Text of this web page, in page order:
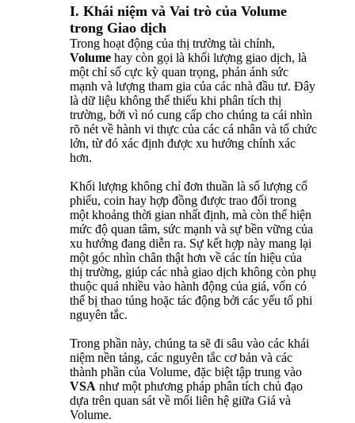
I. Khái niệm và Vai trò của Volume
trong Giao dịch
Trong hoạt động của thị trường tài chính,
Volume hay còn gọi là khối lượng giao dịch, là
một chỉ số cực kỳ quan trọng, phản ánh sức
mạnh và lượng tham gia của các nhà đầu tư. Đây
là dữ liệu không thể thiếu khi phân tích thị
trường, bởi vì nó cung cấp cho chúng ta cái nhìn
rõ nét về hành vi thực của các cá nhân và tổ chức
lớn, từ đó xác định được xu hướng chính xác
hơn.
Khối lượng không chỉ đơn thuần là số lượng cổ
phiếu, coin hay hợp đồng được trao đổi trong
một khoảng thời gian nhất định, mà còn thể hiện
mức độ quan tâm, sức mạnh và sự bền vững của
xu hướng đang diễn ra. Sự kết hợp này mang lại
một góc nhìn chân thật hơn về các tín hiệu của
thị trường, giúp các nhà giao dịch không còn phụ
thuộc quá nhiều vào hành động của giá, vốn có
thể bị thao túng hoặc tác động bởi các yếu tố phi
nguyên tắc.
Trong phần này, chúng ta sẽ đi sâu vào các khái
niệm nền tảng, các nguyên tắc cơ bản và các
thành phần của Volume, đặc biệt tập trung vào
VSA như một phương pháp phân tích chủ đạo
dựa trên quan sát về mối liên hệ giữa Giá và
Volume.